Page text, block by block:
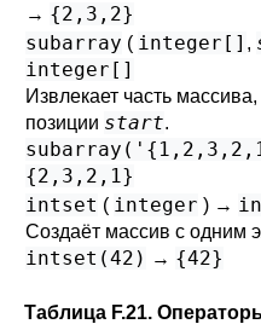
→ {2,3,2}
subarray ( integer[] ,
integer[]
Извлекает часть
позиции start.
{2,3,2,1}
intset ( integer ) →
Создаёт массив с одним
intset(42) → {42}
Таблица F.21.